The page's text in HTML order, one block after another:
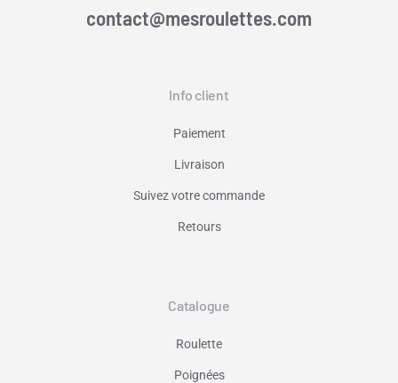
contact@mesroulettes.com
Info client
Paiement
Livraison
Suivez votre commande
Retours
Catalogue
Roulette
Poignées